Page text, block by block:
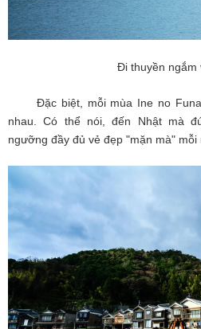
Đi thuyền ngắm
Đặc biệt, mỗi mùa Ine no
nhau. Có thể nói, đến Nhật mà
ngưỡng đầy đủ vẻ đẹp "mặn mà" mỗi